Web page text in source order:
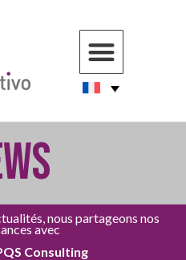
nous partageons nos
avec
Consulting